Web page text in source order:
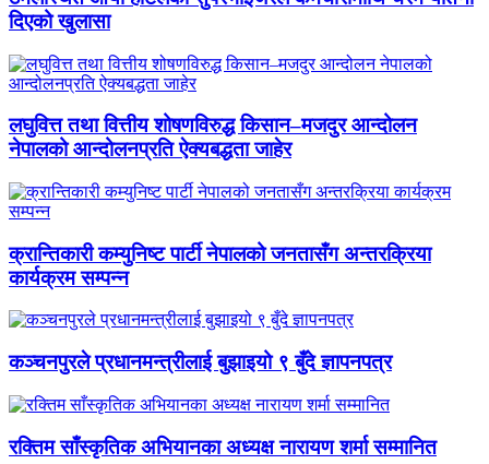
दिएको खुलासा
लघुवित्त तथा वित्तीय शोषणविरुद्ध किसान–मजदुर आन्दोलन
नेपालको आन्दोलनप्रति ऐक्यबद्धता जाहेर
क्रान्तिकारी कम्युनिष्ट पार्टी नेपालको जनतासँग अन्तरक्रिया
कार्यक्रम सम्पन्न
कञ्चनपुरले प्रधानमन्त्रीलाई बुझाइयो ९ बुँदे ज्ञापनपत्र
रक्तिम साँस्कृतिक अभियानका अध्यक्ष नारायण शर्मा सम्मानित